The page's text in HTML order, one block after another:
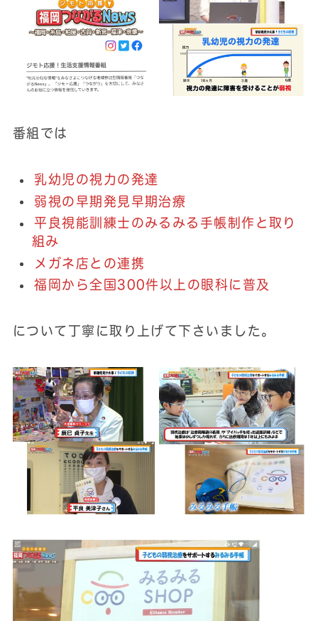
番組では
乳幼児の視力の発達
弱視の早期発見早期治療
平良視能訓練士のみるみる手帳制作と取り
組み
メガネ店との連携
福岡から全国300件以上の眼科に普及
について丁寧に取り上げて下さいました。